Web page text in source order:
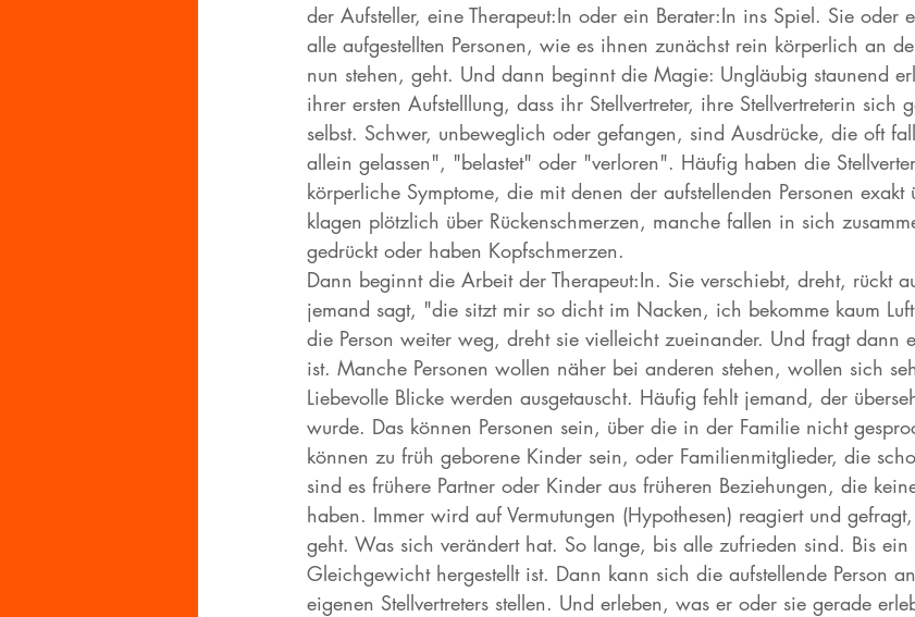
der Aufsteller, eine Therapeut:In oder ein Berater:In ins Spiel. Sie oder
alle aufgestellten Personen, wie es ihnen zunächst rein körperlich an
nun stehen, geht. Und dann beginnt die Magie: Ungläubig staunend
ihrer ersten Aufstelllung, dass ihr Stellvertreter, ihre Stellvertreterin sich
selbst. Schwer, unbeweglich oder gefangen, sind Ausdrücke, die oft
allein gelassen", "belastet" oder "verloren". Häufig haben die
körperliche Symptome, die mit denen der aufstellenden Personen exakt
klagen plötzlich über Rückenschmerzen, manche fallen in sich
gedrückt oder haben Kopfschmerzen.
Dann beginnt die Arbeit der Therapeut:In. Sie verschiebt, dreht, rückt
jemand sagt, "die sitzt mir so dicht im Nacken, ich bekomme kaum
die Person weiter weg, dreht sie vielleicht zueinander. Und fragt dann
ist. Manche Personen wollen näher bei anderen stehen, wollen sich
Liebevolle Blicke werden ausgetauscht. Häufig fehlt jemand, der
wurde. Das können Personen sein, über die in der Familie nicht
können zu früh geborene Kinder sein, oder Familienmitglieder, die
sind es frühere Partner oder Kinder aus früheren Beziehungen, die
haben. Immer wird auf Vermutungen (Hypothesen) reagiert und
geht. Was sich verändert hat. So lange, bis alle zufrieden sind. Bis ein
Gleichgewicht hergestellt ist. Dann kann sich die aufstellende Person
eigenen Stellvertreters stellen. Und erleben, was er oder sie gerade